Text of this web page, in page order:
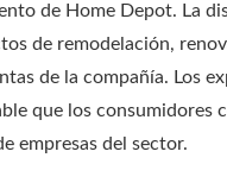
de Home Depot. La
de remodelación,
de la compañía. Los
que los consumidores
empresas del sector.